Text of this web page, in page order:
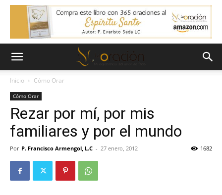
Inicio Cómo Orar
Cómo Orar
Rezar por mí, por mis
familiares y por el mundo
Por P. Francisco Armengol, L.C - 27 enero, 2012 1682